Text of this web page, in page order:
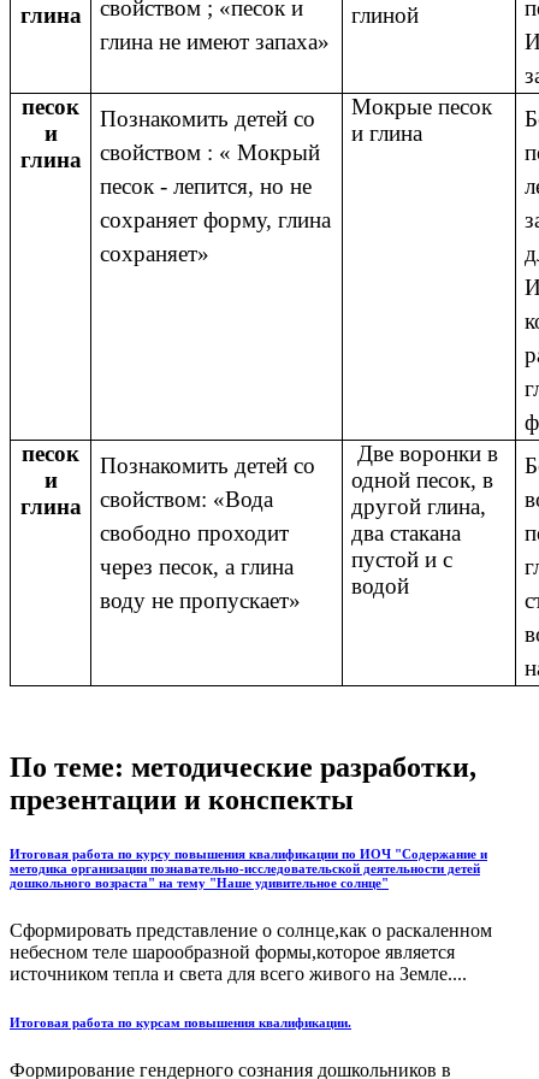
глина
свойством ; «песок и
глина не имеют запаха»
глиной
песок
и
глина
Познакомить детей со
свойством : « Мокрый
песок - лепится, но не
сохраняет форму, глина
сохраняет»
Мокрые песок
и глина
песок
и
глина
Познакомить детей со
свойством: «Вода
свободно проходит
через песок, а глина
воду не пропускает»
Две воронки в
одной песок, в
другой глина,
два стакана
пустой и с
водой
По теме: методические разработки,
презентации и конспекты
Итоговая работа по курсу повышения квалификации по ИОЧ "Содержание и
методика организации познавательно-исследовательской деятельности детей
дошкольного возраста" на тему "Наше удивительное солнце"
Сформировать представление о солнце,как о раскаленном
небесном теле шарообразной формы,которое является
источником тепла и света для всего живого на Земле....
Итоговая работа по курсам повышения квалификации.
Формирование гендерного сознания дошкольников в